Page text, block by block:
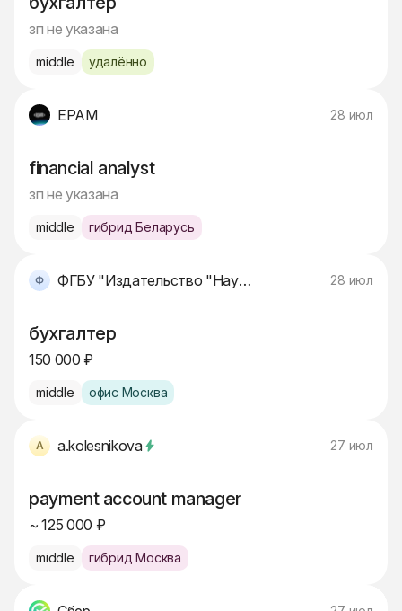
зп не указана
middle удалённо
EPAM 28 июл
financial analyst
зп не указана
middle гибрид Беларусь
ФГБУ "Издательство "Наука" 28 июл
бухгалтер
150 000 ₽
middle офис Москва
a.kolesnikova 27 июл
payment account manager
~ 125 000 ₽
middle гибрид Москва